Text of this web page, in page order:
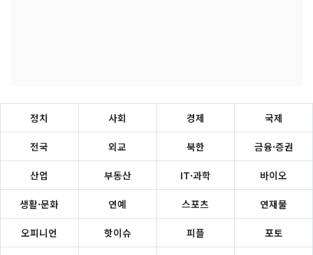
정치 사회 경제 국제
전국 외교 북한 금융·증권
산업 부동산 IT·과학 바이오
생활·문화 연예 스포츠 연재물
오피니언 핫이슈 피플 포토